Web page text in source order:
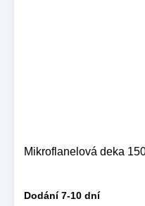
Mikroflanelová deka
Dodání 7-10 dní